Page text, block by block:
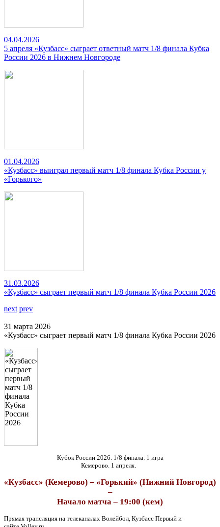
04.04.2026
5 апреля «Кузбасс» сыграет ответный матч 1/8 финала Кубка
России 2026 в Нижнем Новгороде
01.04.2026
«Кузбасс» выиграл первый матч 1/8 финала Кубка России у
«Горького»
31.03.2026
«Кузбасс» сыграет первый матч 1/8 финала Кубка России 2026
next prev
31 марта 2026
«Кузбасс» сыграет первый матч 1/8 финала Кубка России 2026
Кубок России 2026. 1/8 финала. 1 игра
Кемерово. 1 апреля.
«Кузбасс» (Кемерово) – «Горький» (Нижний Новгород)
–
Начало матча – 19:00 (кем)
Прямая трансляция на телеканалах Волейбол, Кузбасс Первый и